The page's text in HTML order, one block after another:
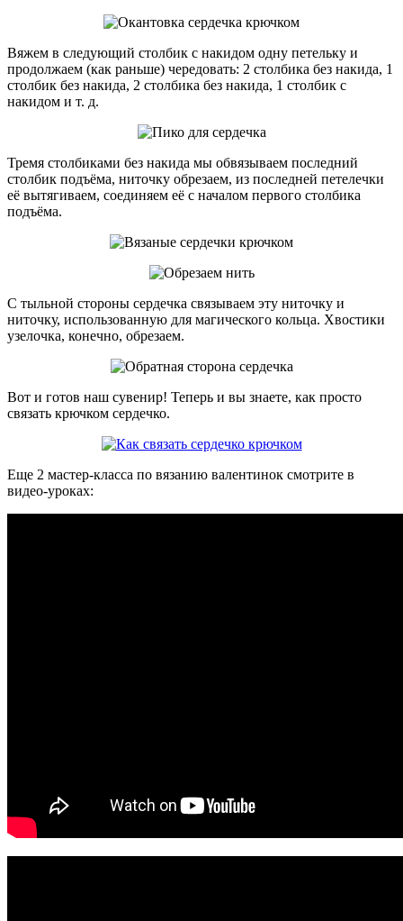
Вяжем в следующий столбик с накидом одну петельку и
продолжаем (как раньше) чередовать: 2 столбика без накида, 1
столбик без накида, 2 столбика без накида, 1 столбик с
накидом и т. д.
Тремя столбиками без накида мы обвязываем последний
столбик подъёма, ниточку обрезаем, из последней петелечки
её вытягиваем, соединяем её с началом первого столбика
подъёма.
С тыльной стороны сердечка связываем эту ниточку и
ниточку, использованную для магического кольца. Хвостики
узелочка, конечно, обрезаем.
Вот и готов наш сувенир! Теперь и вы знаете, как просто
связать крючком сердечко.
Еще 2 мастер-класса по вязанию валентинок смотрите в
видео-уроках: